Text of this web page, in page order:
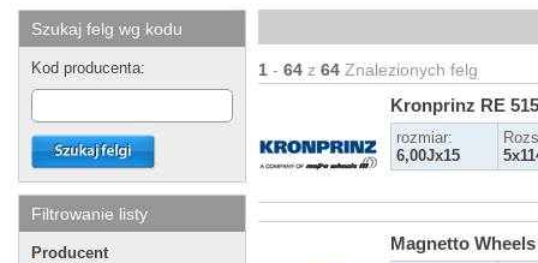
Szukaj felg wg kodu
Kod producenta:
Filtrowanie listy
Producent
1 - 64 z 64 Znalezionych felg
Kronprinz RE
rozmiar:
6,00Jx15
Magnetto